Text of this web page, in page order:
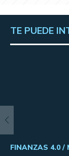
TE PUEDE
FINANZAS 4.0 /